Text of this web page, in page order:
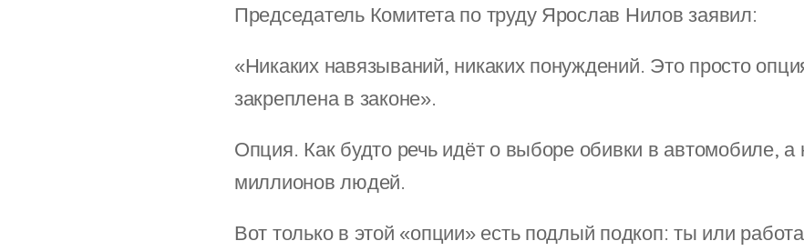
Председатель Комитета по труду Ярослав Нилов заявил:
«Никаких навязываний, никаких понуждений. Это просто
закреплена в законе».
Опция. Как будто речь идёт о выборе обивки в автомобиле, а
миллионов людей.
Вот только в этой «опции» есть подлый подкоп: ты или